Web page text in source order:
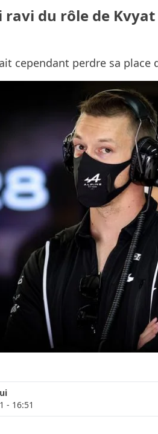
du rôle de Kvyat
cependant perdre sa place
- 16:51